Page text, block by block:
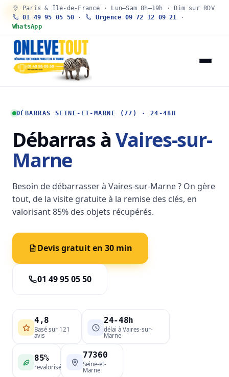
Paris & Île-de-France · Lun–Sam 8h–19h · Dim sur RDV
01 49 95 05 50 · Urgence 09 72 12 09 21 ·
WhatsApp
DÉBARRAS SEINE-ET-MARNE (77) · 24-48H
Débarras àVaires-sur-
Marne
Besoin de débarrasser à Vaires-sur-Marne ? On gère
tout, de la visite gratuite à la remise des clés, en
valorisant 85% des objets récupérés.
Devis gratuit en 30 min
01 49 95 05 50
4,8
Basé sur 121
avis
24-48h
délai à Vaires-sur-
Marne
85%
revalorisé
77360
Seine-et-
Marne
30 SEC